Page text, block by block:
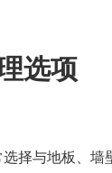
选项
择与地板、墙